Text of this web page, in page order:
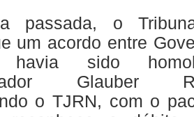
passada, o
um acordo entre
sido
Glauber
o TJRN, com o